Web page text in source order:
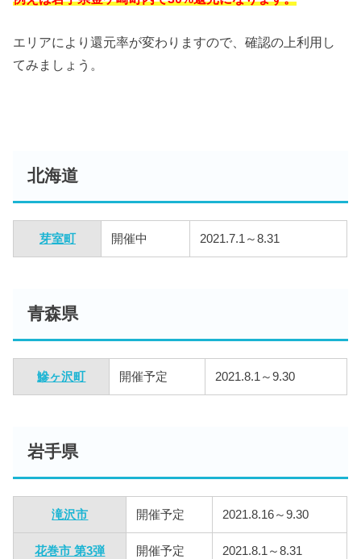
エリアにより還元率が変わりますので、確認の上利用し
てみましょう。
北海道
芽室町 開催中 2021.7.1～8.31
青森県
鰺ヶ沢町 開催予定 2021.8.1～9.30
岩手県
滝沢市 開催予定 2021.8.16～9.30
花巻市 第3弾 開催予定 2021.8.1～8.31